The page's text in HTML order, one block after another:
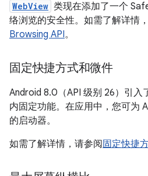
WebView 类现在添加了一个
络浏览的安全性。如需了解详情
Browsing API。
固定快捷方式和微件
Android 8.0（API 级别 26）引入
内固定功能。在应用中，您可为
的启动器。
如需了解详情，请参阅 固定快捷